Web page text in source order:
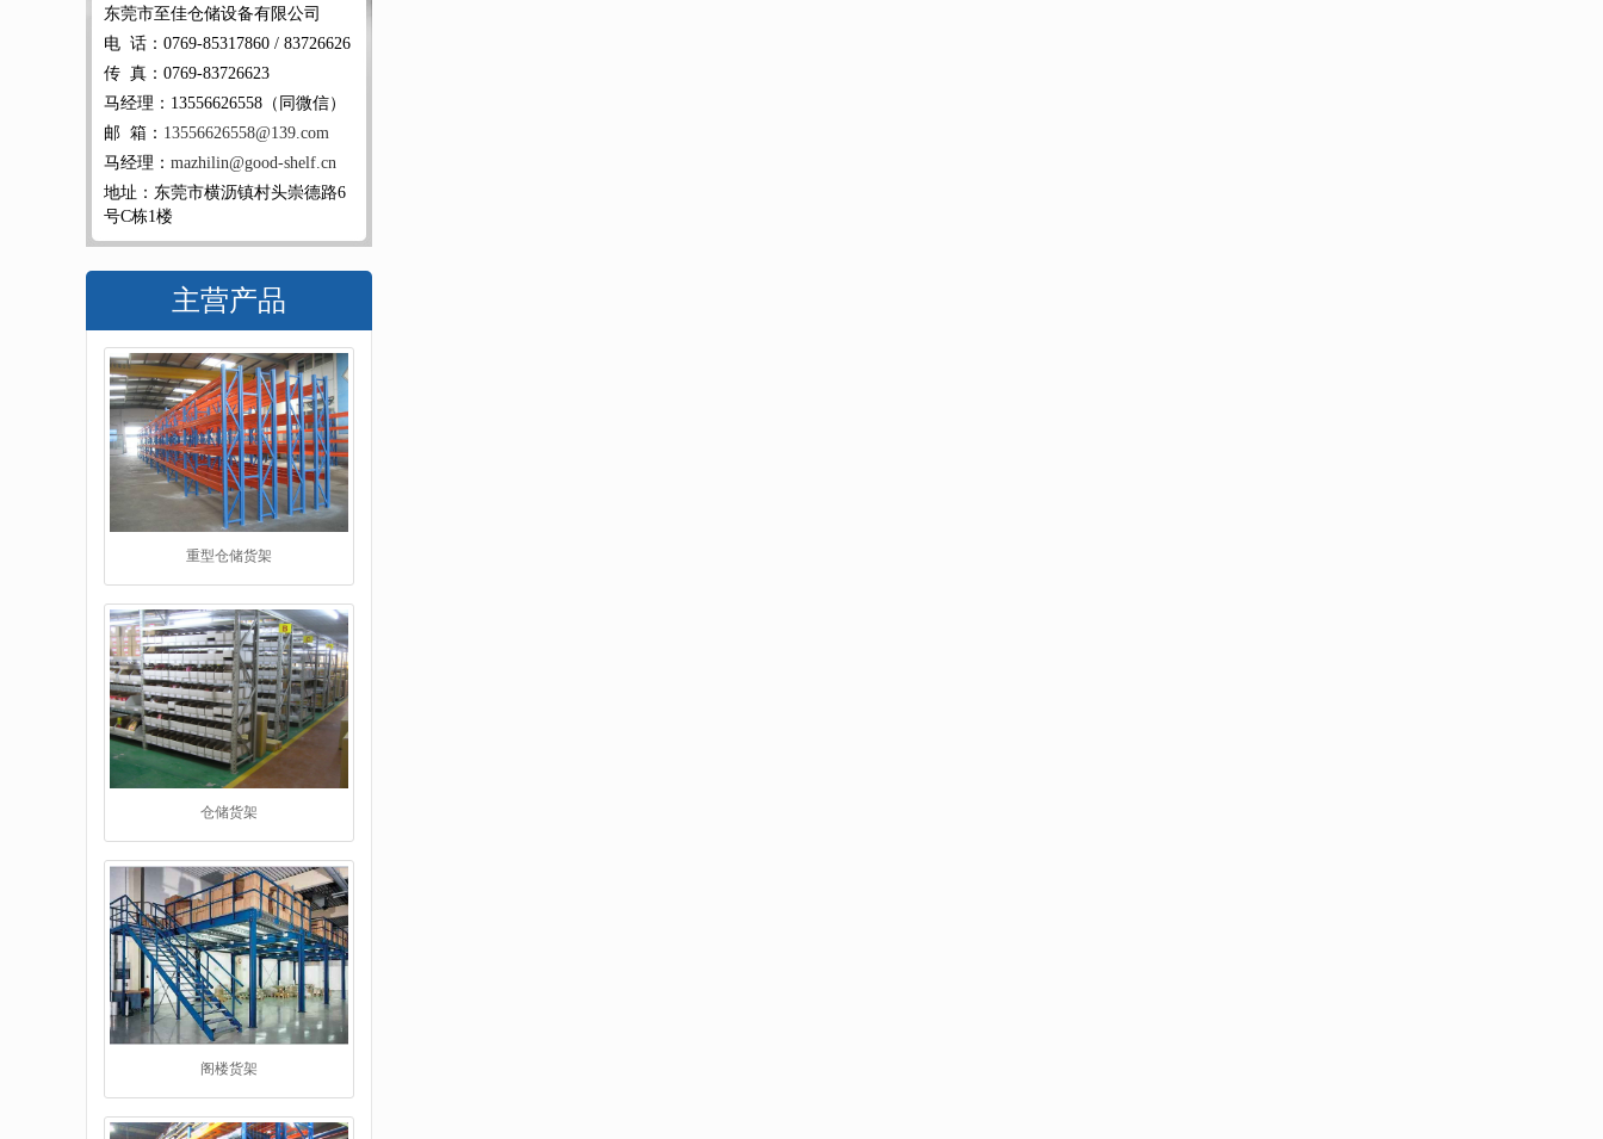
东莞市至佳仓储设备有限公司
电 话：0769-85317860 / 83726626
传 真：0769-83726623
马经理：13556626558（同微信）
邮 箱： 13556626558@139.com
马经理： mazhilin@good-shelf.cn
地址：东莞市横沥镇村头崇德路6
号C栋1楼
主营产品
重型仓储货架
仓储货架
阁楼货架